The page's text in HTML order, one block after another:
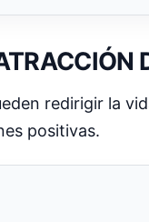
redirigir la
positivas.